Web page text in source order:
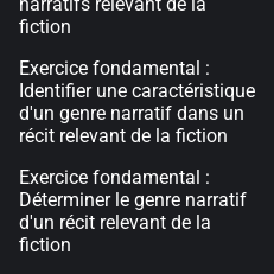
fiction
Exercice fondamental :
Identifier une caractéristique
d'un genre narratif dans un
récit relevant de la fiction
Exercice fondamental :
Déterminer le genre narratif
d'un récit relevant de la
fiction